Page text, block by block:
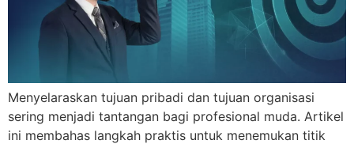
Menyelaraskan tujuan pribadi dan tujuan organisasi
sering menjadi tantangan bagi profesional muda. Artikel
ini membahas langkah praktis untuk menemukan titik